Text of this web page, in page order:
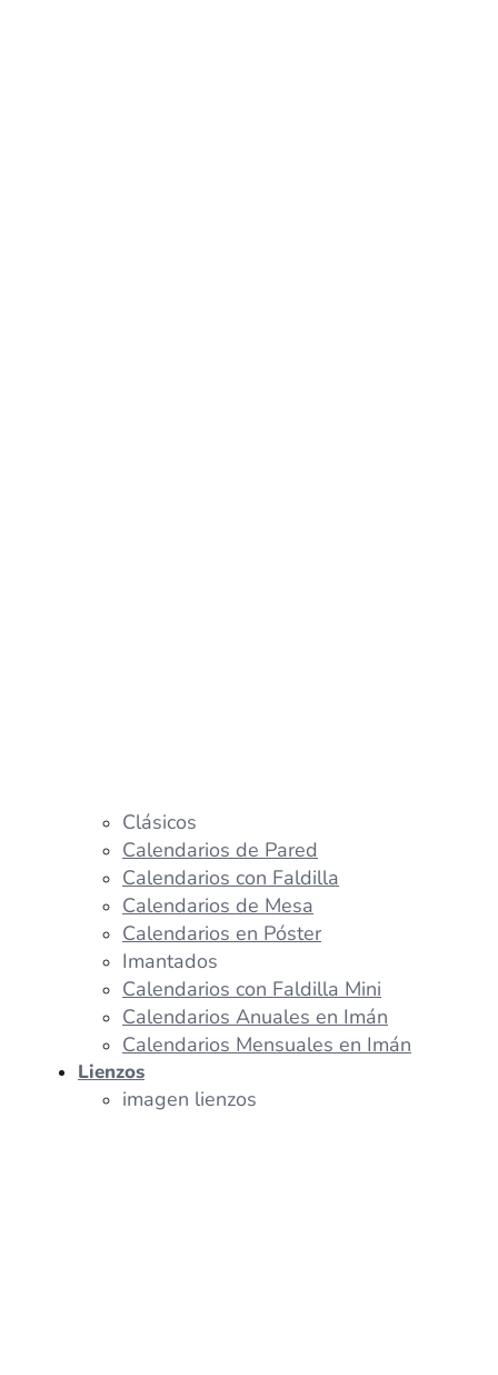
Clásicos
Calendarios de Pared
Calendarios con Faldilla
Calendarios de Mesa
Calendarios en Póster
Imantados
Calendarios con Faldilla Mini
Calendarios Anuales en Imán
Calendarios Mensuales en Imán
Lienzos
imagen lienzos